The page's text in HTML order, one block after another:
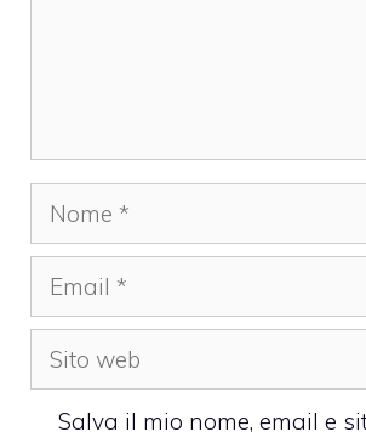
Nome
Email
Sito
web
Salva il mio nome, email e